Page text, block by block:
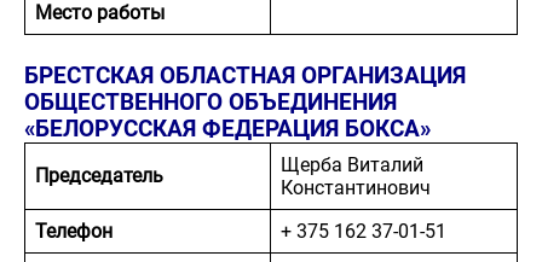
Место работы
БРЕСТСКАЯ ОБЛАСТНАЯ ОРГАНИЗАЦИЯ
ОБЩЕСТВЕННОГО ОБЪЕДИНЕНИЯ
«БЕЛОРУССКАЯ ФЕДЕРАЦИЯ БОКСА»
Председатель
Щерба Виталий
Константинович
Телефон
+ 375 162 37-01-51